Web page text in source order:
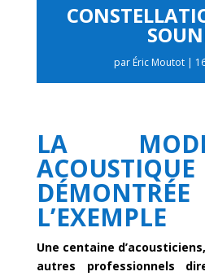
par Éric Moutot|
LA
ACOUSTIQUE
L’EXEMPLE
Une centaine
autres professionnels